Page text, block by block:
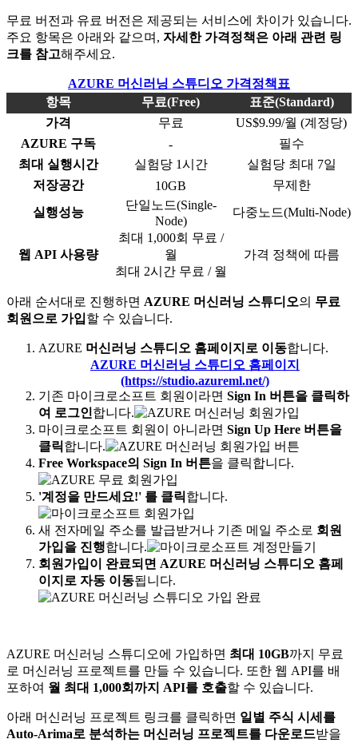
무료 버전과 유료 버전은 제공되는 서비스에 차이가 있습니다.
주요 항목은 아래와 같으며, 자세한 가격정책은 아래 관련 링
크를 참고해주세요.
AZURE 머신러닝 스튜디오 가격정책표
항목
무료(Free)
표준(Standard)
가격
무료
US$9.99/월 (계정당)
AZURE 구독
-
필수
최대 실행시간
실험당 1시간
실험당 최대 7일
저장공간
10GB
무제한
실행성능
단일노드(Single-
Node)
다중노드(Multi-Node)
웹 API 사용량
최대 1,000회 무료 /
월
최대 2시간 무료 / 월
가격 정책에 따름
아래 순서대로 진행하면 AZURE 머신러닝 스튜디오의 무료
회원으로 가입할 수 있습니다.
AZURE 머신러닝 스튜디오 홈페이지로 이동합니다.
AZURE 머신러닝 스튜디오 홈페이지
(https://studio.azureml.net/)
기존 마이크로소프트 회원이라면 Sign In 버튼을 클릭하
여 로그인합니다.
마이크로소프트 회원이 아니라면 Sign Up Here 버튼을
클릭합니다.
Free Workspace의 Sign In 버튼을 클릭합니다.
'계정을 만드세요!' 를 클릭합니다.
새 전자메일 주소를 발급받거나 기존 메일 주소로 회원
가입을 진행합니다.
회원가입이 완료되면 AZURE 머신러닝 스튜디오 홈페
이지로 자동 이동됩니다.
AZURE 머신러닝 스튜디오에 가입하면 최대 10GB까지 무료
로 머신러닝 프로젝트를 만들 수 있습니다. 또한 웹 API를 배
포하여 월 최대 1,000회까지 API를 호출할 수 있습니다.
아래 머신러닝 프로젝트 링크를 클릭하면 일별 주식 시세를
Auto-Arima로 분석하는 머신러닝 프로젝트를 다운로드받을